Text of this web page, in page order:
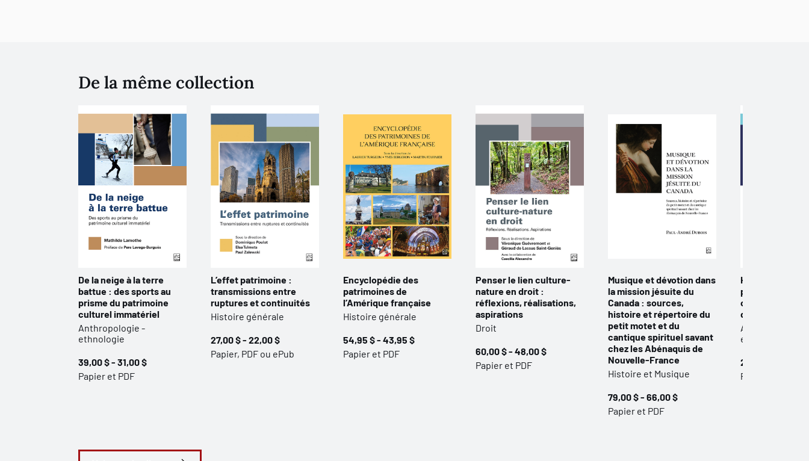
De la même collection
De la neige à la terre
battue : des sports au
prisme du patrimoine
culturel immatériel
Anthropologie -
ethnologie
39,00 $ - 31,00 $
Papier et PDF
L’effet patrimoine :
transmissions entre
ruptures et continuités
Histoire générale
27,00 $ - 22,00 $
Papier, PDF ou ePub
Encyclopédie des
patrimoines de
l’Amérique française
Histoire générale
54,95 $ - 43,95 $
Papier et PDF
Penser le lien culture-
nature en droit :
réflexions, réalisations,
aspirations
Droit
60,00 $ - 48,00 $
Papier et PDF
Musique et dévotion dans
la mission jésuite du
Canada : sources,
histoire et répertoire du
petit motet et du
cantique spirituel savant
chez les Abénaquis de
Nouvelle-France
Histoire et Musique
79,00 $ - 66,00 $
Papier et PDF
Haïti. Culture et
patrimoine
construction
destination
Anthropologie -
ethnologie
25,00 $
Papier et PDF